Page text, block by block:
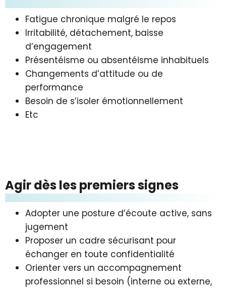
Fatigue chronique malgré le repos
Irritabilité, détachement, baisse
d’engagement
Présentéisme ou absentéisme inhabituels
Changements d’attitude ou de
performance
Besoin de s’isoler émotionnellement
Etc
Agir dès les premiers signes
Adopter une posture d’écoute active, sans
jugement
Proposer un cadre sécurisant pour
échanger en toute confidentialité
Orienter vers un accompagnement
professionnel si besoin (interne ou externe,